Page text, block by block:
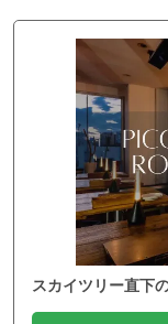
スカイツリー直下